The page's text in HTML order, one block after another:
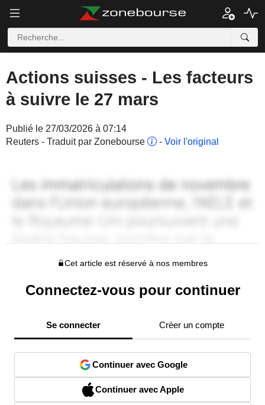
Actions suisses - Les facteurs
à suivre le 27 mars
Publié le 27/03/2026 à 07:14
Reuters - Traduit par Zonebourse
- Voir l'original
Cet article est réservé à nos membres
Connectez-vous pour continuer
Se connecter Créer un compte
Continuer avec Google
Continuer avec Apple